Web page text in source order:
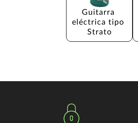
Guitarra
eléctrica tipo
Strato